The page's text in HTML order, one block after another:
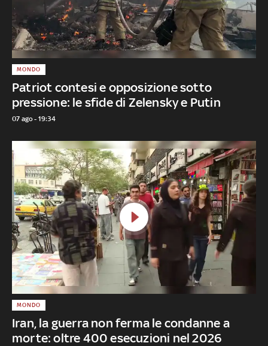
Patriot contesi e opposizione sotto
pressione: le sfide di Zelensky e Putin
MONDO
07 ago - 19:34
Iran, la guerra non ferma le condanne a
morte: oltre 400 esecuzioni nel 2026
MONDO